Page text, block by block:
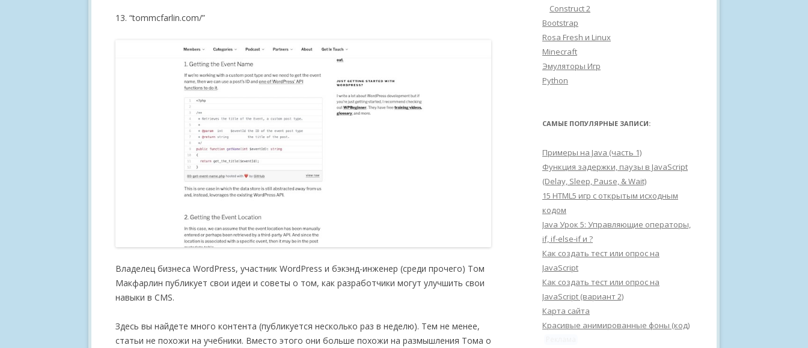
13. “tommcfarlin.com/”
Владелец бизнеса WordPress, участник WordPress и бэкэнд-инженер (среди прочего) Том
Макфарлин публикует свои идеи и советы о том, как разработчики могут улучшить свои
навыки в CMS.
Здесь вы найдете много контента (публикуется несколько раз в неделю). Тем не менее,
статьи не похожи на учебники. Вместо этого они больше похожи на размышления Тома о
Construct 2
Bootstrap
Rosa Fresh и Linux
Minecraft
Эмуляторы Игр
Python
САМЫЕ ПОПУЛЯРНЫЕ ЗАПИСИ:
Примеры на Java (часть 1)
Функция задержки, паузы в JavaScript
(Delay, Sleep, Pause, & Wait)
15 HTML5 игр с открытым исходным
кодом
Java Урок 5: Управляющие операторы,
if, if-else-if и ?
Как создать тест или опрос на
JavaScript
Как создать тест или опрос на
JavaScript (вариант 2)
Карта сайта
Красивые анимированные фоны (код)